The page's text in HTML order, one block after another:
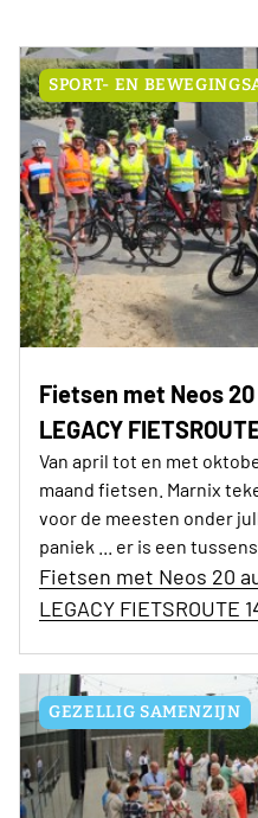
SPORT- EN
Fietsen met Neos
LEGACY
Van april tot en met
maand fietsen. Marnix
voor de meesten onder
paniek ... er is een
Fietsen met Neos 20
LEGACY FIETSROUTE
GEZELLIG SAMENZIJN